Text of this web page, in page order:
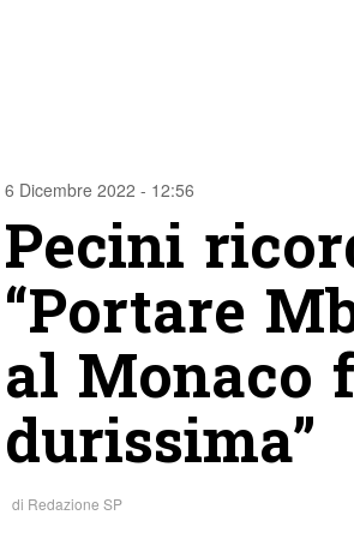
6 Dicembre 2022 - 12:56
Pecini
“Portare
al Monaco
durissima”
di Redazione SP